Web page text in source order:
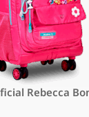
Rebecca